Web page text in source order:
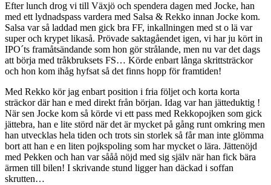
Efter lunch drog vi till Växjö och spendera dagen med Jocke, han
med ett lydnadspass vardera med Salsa & Rekko innan Jocke kom.
Salsa var så laddad men gick bra FF, inkallningen med st o lä var
super och krypet likaså. Prövade saktagåendet igen, vi har ju kört in
IPO´ts framåtsändande som hon gör strålande, men nu var det dags
att börja med tråkbruksets FS… Körde enbart långa skrittsträckor
och hon kom ihåg hyfsat så det finns hopp för framtiden!
Med Rekko kör jag enbart position i fria följet och korta korta
sträckor där han e med direkt från början. Idag var han jätteduktig !
När sen Jocke kom så körde vi ett pass med Rekkopojken som gick
jättebra, han e lite störd när det är mycket på gång runt omkring men
han utvecklas hela tiden och trots sin storlek så får man inte glömma
bort att han e en liten pojkspoling som har mycket o lära. Jättenöjd
med Pekken och han var sååå nöjd med sig själv när han fick bära
ärmen till bilen! I skrivande stund ligger han däckad i soffan
skrutten…